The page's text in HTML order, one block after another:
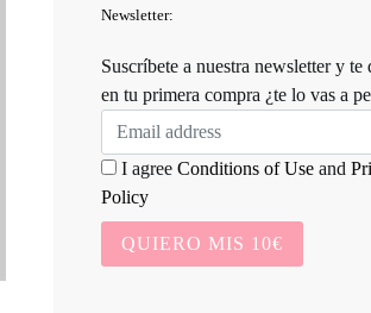
Newsletter:
Suscríbete a nuestra newsletter y te
en tu primera compra ¿te lo vas a
I agree Conditions of Use and
Policy
QUIERO MIS 10€